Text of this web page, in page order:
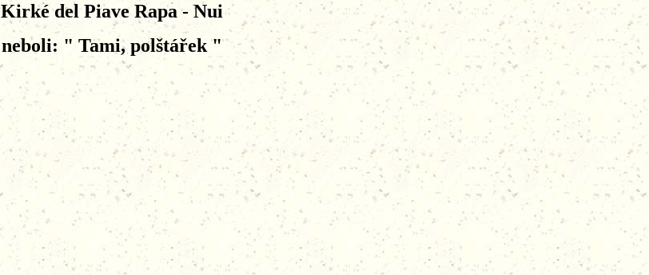
Kirké del Piave Rapa - Nui
neboli: " Tami, polštářek "